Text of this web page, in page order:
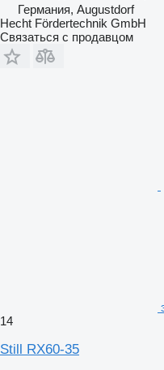
Германия, Augustdorf
Hecht Fördertechnik GmbH
Связаться с продавцом
14
Still RX60-35